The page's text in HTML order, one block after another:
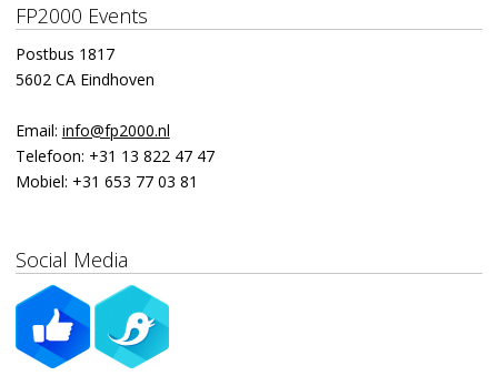
FP2000 Events
Postbus 1817
5602 CA Eindhoven
Email: info@fp2000.nl
Telefoon: +31 13 822 47 47
Mobiel: +31 653 77 03 81
Social Media